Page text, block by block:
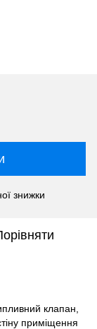
знижки
клапан,
приміщення